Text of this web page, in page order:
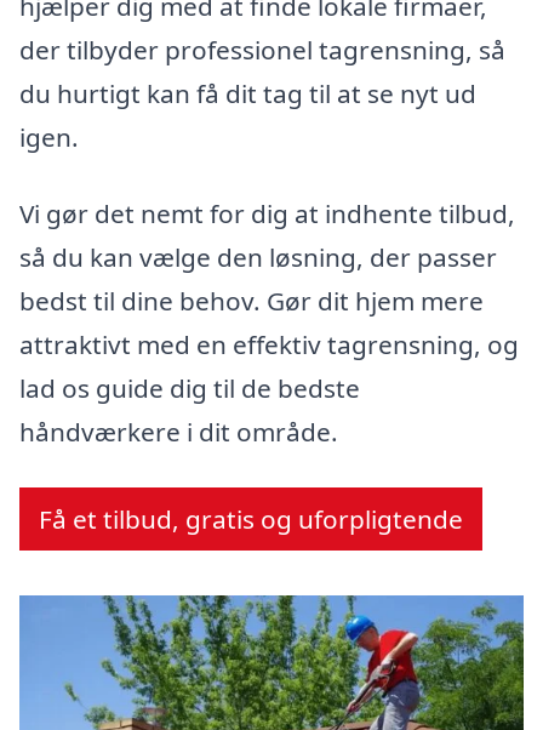
der tilbyder professionel tagrensning, så
du hurtigt kan få dit tag til at se nyt ud
igen.
Vi gør det nemt for dig at indhente tilbud,
så du kan vælge den løsning, der passer
bedst til dine behov. Gør dit hjem mere
attraktivt med en effektiv tagrensning, og
lad os guide dig til de bedste
håndværkere i dit område.
Få et tilbud, gratis og uforpligtende